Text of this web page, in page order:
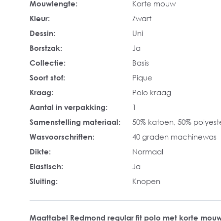
Mouwlengte:
Korte mouw
Kleur:
Zwart
Dessin:
Uni
Borstzak:
Ja
Collectie:
Basis
Soort stof:
Pique
Kraag:
Polo kraag
Aantal in verpakking:
1
Samenstelling materiaal:
50% katoen, 50%
Wasvoorschriften:
40 graden machinewas
Dikte:
Normaal
Elastisch:
Ja
Sluiting:
Knopen
Maattabel Redmond regular fit polo met korte